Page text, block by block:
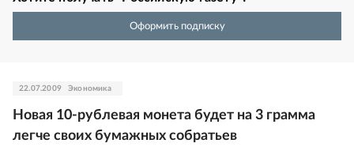
Оформить подписку
22.07.2009 Экономика
Новая 10-рублевая монета будет на 3 грамма
легче своих бумажных собратьев